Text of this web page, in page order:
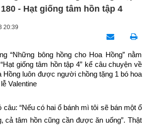
- Hạt giống tâm hồn tập 4
20:39
“Những bông hồng cho Hoa Hồng” nằm
giống tâm hồn tập 4” kể câu chuyện về
Hồng luôn được người chồng tặng 1 bó hoa
Valentine
câu: “Nếu có hai ổ bánh mì tôi sẽ bán một ổ
cả tâm hồn cũng cần được ăn uống”. Thật